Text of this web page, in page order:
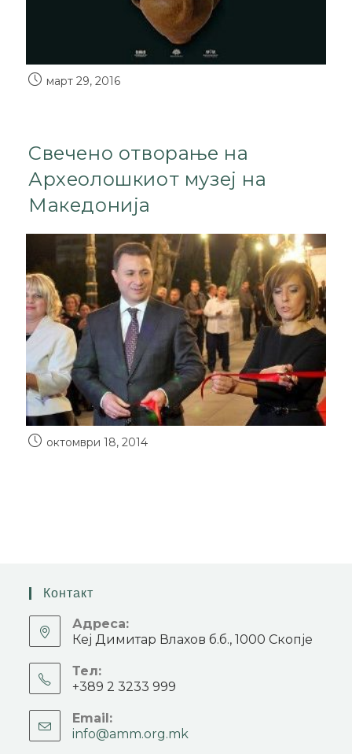
март 29, 2016
Свечено отворање на
Археолошкиот музеј на
Македонија
октомври 18, 2014
Контакт
Адреса:
Кеј Димитар Влахов б.б., 1000 Скопје
Тел:
+389 2 3233 999
Email:
info@amm.org.mk